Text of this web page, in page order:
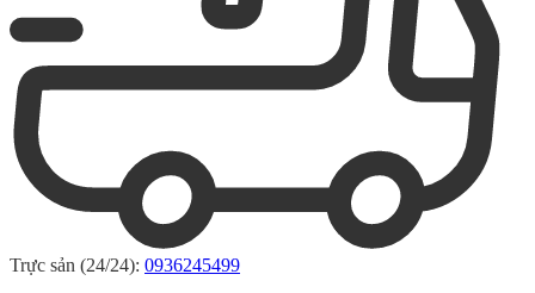
Trực sản (24/24): 0936245499